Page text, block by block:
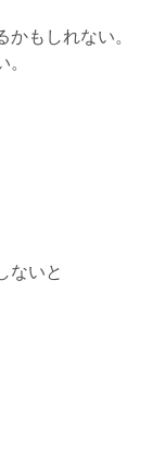
かもしれない。
ないと